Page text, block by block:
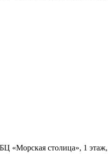
«Морская столица», 1